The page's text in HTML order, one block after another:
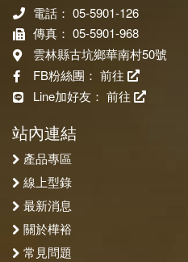
電話： 05-5901-126
傳真： 05-5901-968
雲林縣古坑鄉華南村50號
FB粉絲團： 前往
Line加好友： 前往
站內連結
產品專區
線上型錄
最新消息
關於樺裕
常見問題